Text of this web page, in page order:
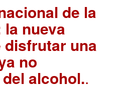
de la
nueva
disfrutar una
no
alcohol..